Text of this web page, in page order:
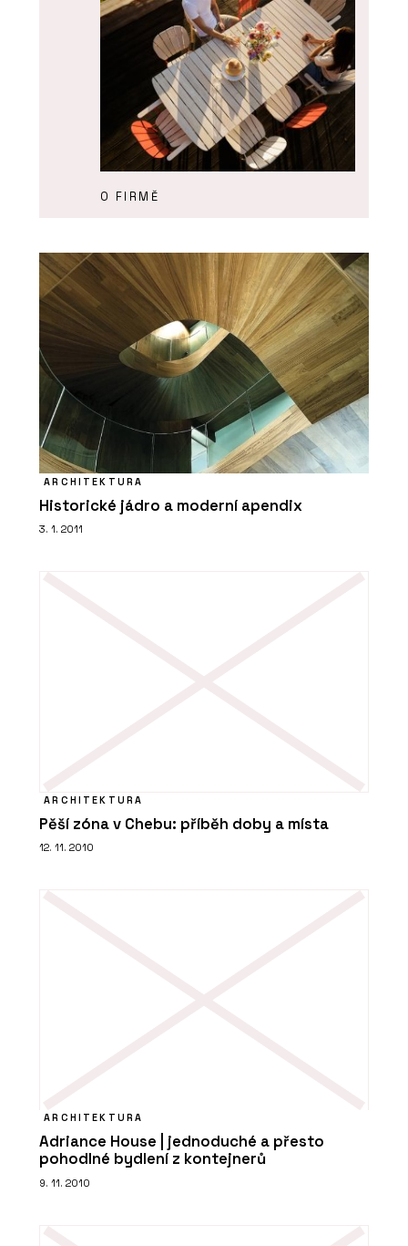
O FIRMĚ
PRODUKTY
Koš Tubo - Urbania
PRODUKTY
ARCHITEKTURA
Historické jádro a moderní apendix
3. 1. 2011
ARCHITEKTURA
Pěší zóna v Chebu: příběh doby a místa
12. 11. 2010
ARCHITEKTURA
Adriance House | jednoduché a přesto
pohodlné bydlení z kontejnerů
9. 11. 2010